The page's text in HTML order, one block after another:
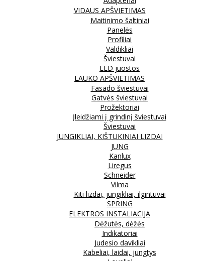
VIDAUS APŠVIETIMAS
Maitinimo šaltiniai
Panelės
Profiliai
Valdikliai
Šviestuvai
LED juostos
LAUKO APŠVIETIMAS
Fasado šviestuvai
Gatvės šviestuvai
Prožektoriai
Įleidžiami į grindinį šviestuvai
Šviestuvai
JUNGIKLIAI, KIŠTUKINIAI LIZDAI
JUNG
Kanlux
Liregus
Schneider
Vilma
Kiti lizdai, jungikliai, ilgintuvai
SPRING
ELEKTROS INSTALIACIJA
Dėžutės, dėžės
Indikatoriai
Judesio davikliai
Kabeliai, laidai, jungtys